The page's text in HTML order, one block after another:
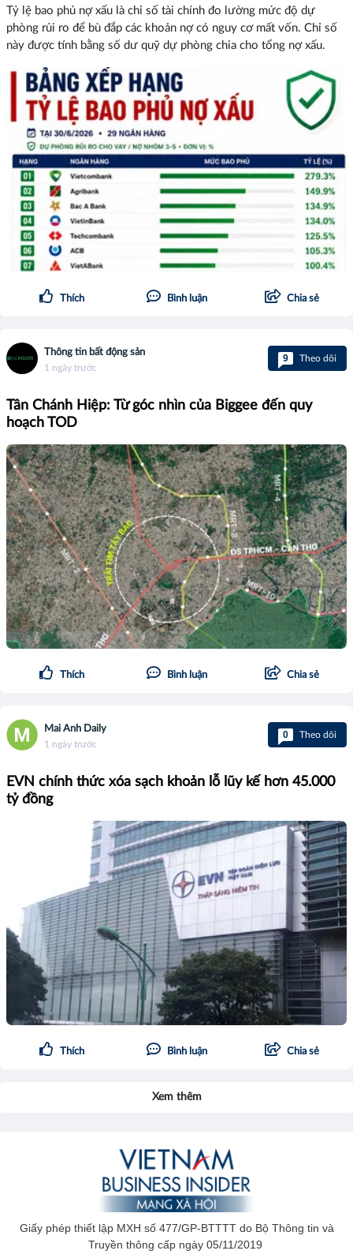
Tỷ lệ bao phủ nợ xấu là chỉ số tài chính đo lường mức độ dự
phòng rủi ro để bù đắp các khoản nợ có nguy cơ mất vốn. Chỉ số
này được tính bằng số dư quỹ dự phòng chia cho tổng nợ xấu.
Thích Bình luận Chia sẻ
Thông tin bất động sản
1 ngày trước
9 Theo dõi
Tân Chánh Hiệp: Từ góc nhìn của Biggee đến quy
hoạch TOD
Thích Bình luận Chia sẻ
Mai Anh Daily
1 ngày trước
0 Theo dõi
EVN chính thức xóa sạch khoản lỗ lũy kế hơn 45.000
tỷ đồng
Thích Bình luận Chia sẻ
Xem thêm
Giấy phép thiết lập MXH số 477/GP-BTTTT do Bộ Thông tin và
Truyền thông cấp ngày 05/11/2019